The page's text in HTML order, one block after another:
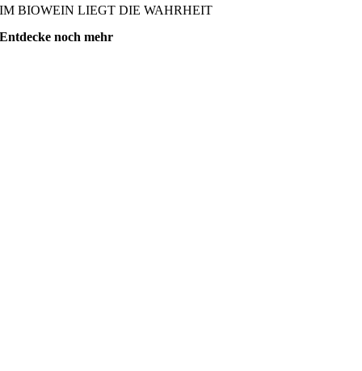
IM BIOWEIN LIEGT DIE WAHRHEIT
Entdecke noch mehr